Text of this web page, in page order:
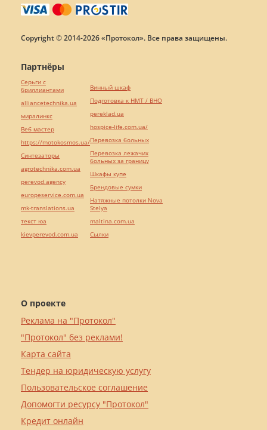
Copyright © 2014-2026 «Протокол». Все права защищены.
О проекте
Реклама на "Протокол"
"Протокол" без реклами!
Карта сайта
Тендер на юридическую услугу
Пользовательское соглашение
Допомогти ресурсу "Протокол"
Кредит онлайн
Партнёры
Серьги с
бриллиантами
alliancetechnika.ua
миралинкс
Веб мастер
https://motokosmos.ua/
Синтезаторы
agrotechnika.com.ua
perevod.agency
europeservice.com.ua
mk-translations.ua
текст юа
kievperevod.com.ua
Винный шкаф
Подготовка к НМТ / ВНО
pereklad.ua
hospice-life.com.ua/
Перевозка больных
Перевозка лежачих
больных за границу
Шкафы купе
Брендовые сумки
Натяжные потолки Nova
Stelya
maltina.com.ua
Cылки